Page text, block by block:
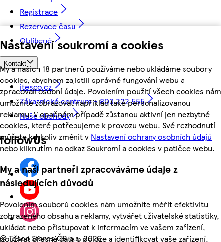
Nastavení soukromí a cookies
My a našich 18 partnerů používáme nebo ukládáme soubory
cookies, abychom zajistili správné fungování webu a
zpracovali osobní údaje. Povolením použití všech cookies nám
umožníte zobrazovat například také personalizovanou
reklamu. V opačném případě zůstanou aktivní jen nezbytné
cookies, které potřebujeme k provozu webu. Své rozhodnutí
můžete kdykoliv změnit v Nastavení ochrany osobních údajů
nebo kliknutím na odkaz Soukromí a cookies v patičce webu.
My a naši partneři zpracováváme údaje z
následujících důvodů
Povolením souborů cookies nám umožníte měřit efektivitu
zobrazeného obsahu a reklamy, vytvářet uživatelské statistiky,
ukládat nebo přistupovat k informacím ve vašem zařízení,
používat přesná data o poloze a identifikovat vaše zařízení.
Registrace
Rezervace času
Oblíbené
Kontakt
itesco.cz
Zákaznické centrum - 800 222 555
Naše obchody
followUs
©Tesco Stores ČR a.s. 2026